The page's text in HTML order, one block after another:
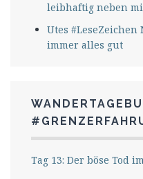
leibhaftig neben
Utes #LeseZeichen
immer alles gut
Tag 13: Der böse Tod